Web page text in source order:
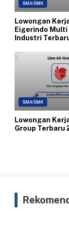
SMA/SMK
Lowongan
Eigerindo Multi
Industri
SMA/SMK
Lowongan
Group Terbaru